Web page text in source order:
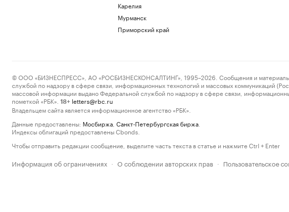
Карелия
Мурманск
Приморский край
© ООО «БИЗНЕСПРЕСС», АО «РОСБИЗНЕСКОНСАЛТИНГ», 1995–2026. Сообщения и материалы
службой по надзору в сфере связи, информационных технологий и массовых коммуникаций
массовой информации выдано Федеральной службой по надзору в сфере связи,
пометкой «РБК».
18+ letters@rbc.ru
Владельцем сайта является информационное агентство «РБК».
Данные предоставлены: Мосбиржа Санкт-Петербургская биржа
Индексы облигаций предоставлены Cbonds.
Чтобы отправить редакции сообщение, выделите часть текста в статье и нажмите Ctrl + Enter
Информация об ограничениях · О соблюдении авторских прав · Пользовательское